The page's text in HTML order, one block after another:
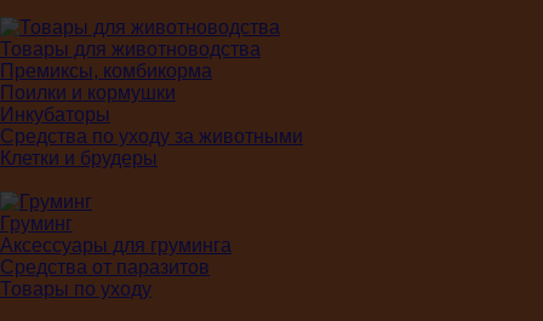
Товары для животноводства
Премиксы, комбикорма
Поилки и кормушки
Инкубаторы
Средства по уходу за животными
Клетки и брудеры
Груминг
Аксессуары для груминга
Средства от паразитов
Товары по уходу